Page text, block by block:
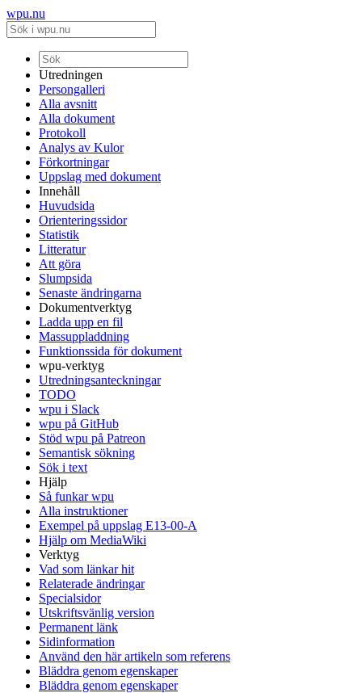
wpu.nu
Utredningen
Persongalleri
Alla avsnitt
Alla dokument
Protokoll
Analys av Kulor
Förkortningar
Uppslag med dokument
Innehåll
Huvudsida
Orienteringssidor
Statistik
Litteratur
Att göra
Slumpsida
Senaste ändringarna
Dokumentverktyg
Ladda upp en fil
Massuppladdning
Funktionssida för dokument
wpu-verktyg
Utredningsanteckningar
TODO
wpu i Slack
wpu på GitHub
Stöd wpu på Patreon
Semantisk sökning
Sök i text
Hjälp
Så funkar wpu
Alla instruktioner
Exempel på uppslag E13-00-A
Hjälp om MediaWiki
Verktyg
Vad som länkar hit
Relaterade ändringar
Specialsidor
Utskriftsvänlig version
Permanent länk
Sidinformation
Använd den här artikeln som referens
Bläddra genom egenskaper
Bläddra genom egenskaper